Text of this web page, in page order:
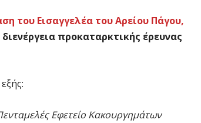
του Εισαγγελέα του Αρείου Πάγου,
προκαταρκτικής έρευνας
Εφετείο Κακουργημάτων